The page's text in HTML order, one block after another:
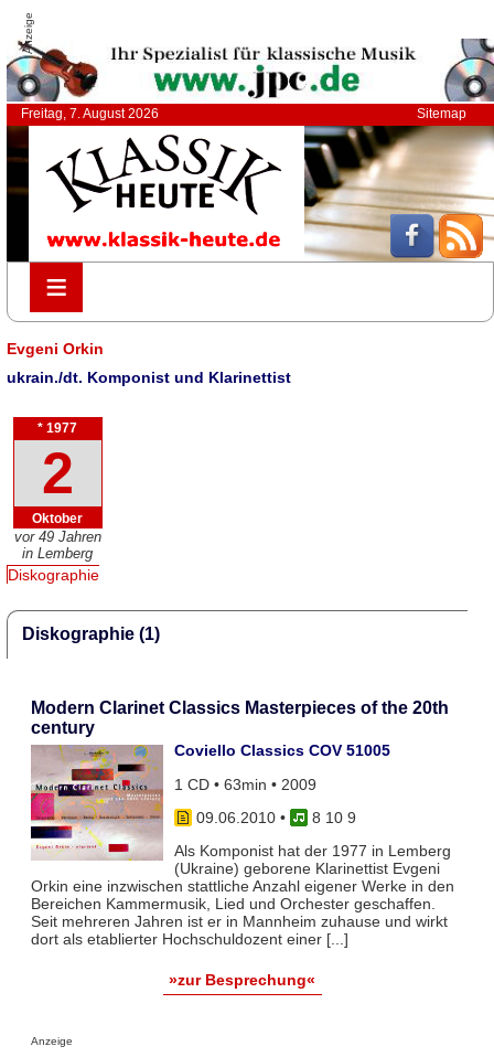
Anzeige
Freitag, 7. August 2026 Sitemap
≡
≡
Evgeni Orkin
ukrain./dt. Komponist und Klarinettist
* 1977
2
Oktober
vor 49 Jahren
in Lemberg
Diskographie
Diskographie (1)
Modern Clarinet Classics Masterpieces of the 20th
century
Coviello Classics COV 51005
1 CD • 63min • 2009
09.06.2010•
8 10 9
Als Komponist hat der 1977 in Lemberg
(Ukraine) geborene Klarinettist Evgeni
Orkin eine inzwischen stattliche Anzahl eigener Werke in den
Bereichen Kammermusik, Lied und Orchester geschaffen.
Seit mehreren Jahren ist er in Mannheim zuhause und wirkt
dort als etablierter Hochschuldozent einer [...]
»zur Besprechung«
Anzeige